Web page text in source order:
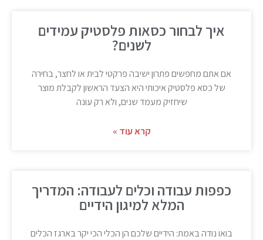
איך לבחור כסאות פלסטיק עמידים
לשנים?
אם אתם מחפשים פתרון ישיבה פרקטי לבית או לחצר, בחירה
של כסא פלסטיק איכותי היא הצעד הראשון לקבלת מוצר
שיחזיק מעמד שנים, ולא רק עונה
קרא עוד »
כפפות עבודה וכלים לעבודה: המדריך
המלא למיגון הידיים
בואו נודה באמת: הידיים שלכם הן הכלי הכי יקר בארגז הכלים